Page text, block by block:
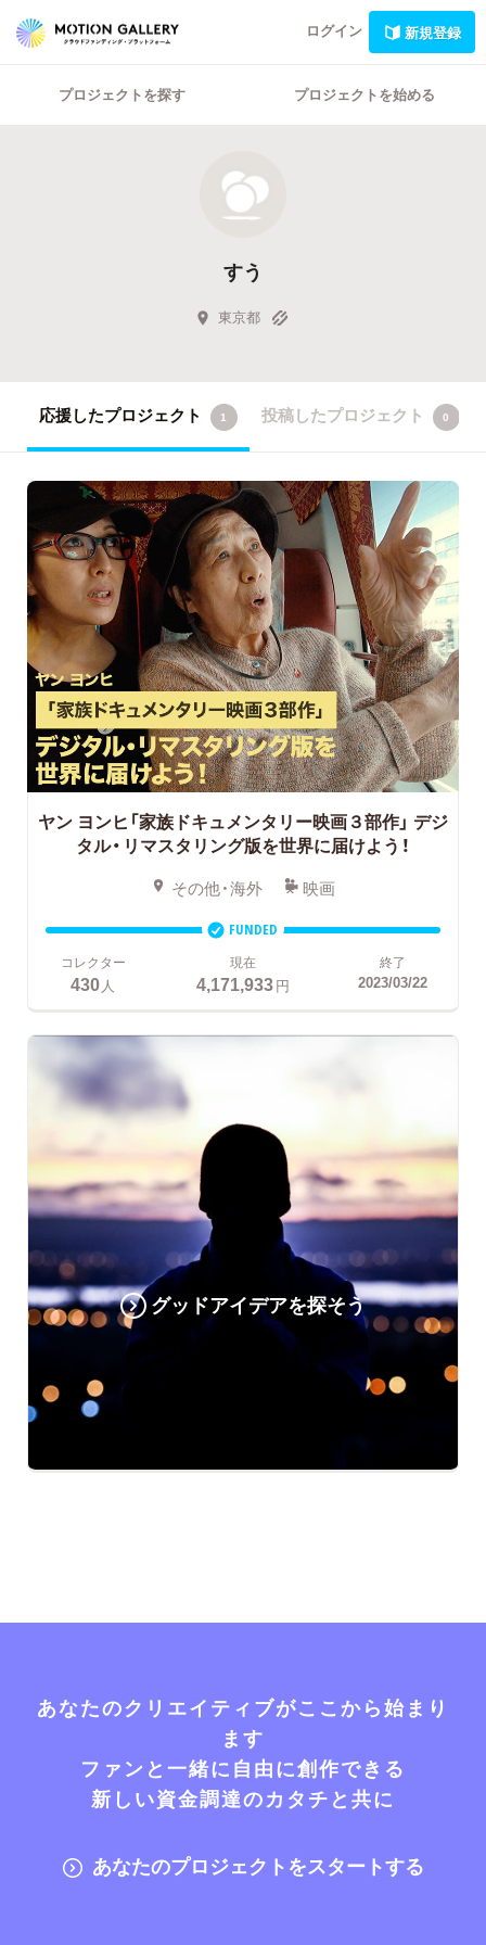
ログイン 新規登録
プロジェクトを探す プロジェクトを始める
すう
東京都
応援したプロジェクト 1 投稿したプロジェクト 0
ヤン ヨンヒ「家族ドキュメンタリー映画３部作」 デジ
タル・リマスタリング版を世界に届けよう！
その他・海外 映画
FUNDED
コレクター
430 人
現在
4,171,933円
終了
2023/03/22
グッドアイデアを探そう
あなたのクリエイティブがここから始まり
ます
ファンと一緒に自由に創作できる
新しい資金調達のカタチと共に
あなたのプロジェクトをスタートする